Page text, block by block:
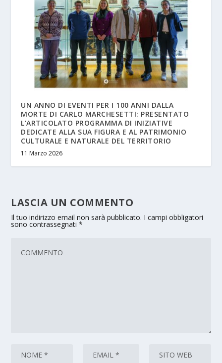
UN ANNO DI EVENTI PER I 100 ANNI DALLA
MORTE DI CARLO MARCHESETTI: PRESENTATO
L’ARTICOLATO PROGRAMMA DI INIZIATIVE
DEDICATE ALLA SUA FIGURA E AL PATRIMONIO
CULTURALE E NATURALE DEL TERRITORIO
11 Marzo 2026
LASCIA UN COMMENTO
Il tuo indirizzo email non sarà pubblicato. I campi obbligatori
sono contrassegnati*